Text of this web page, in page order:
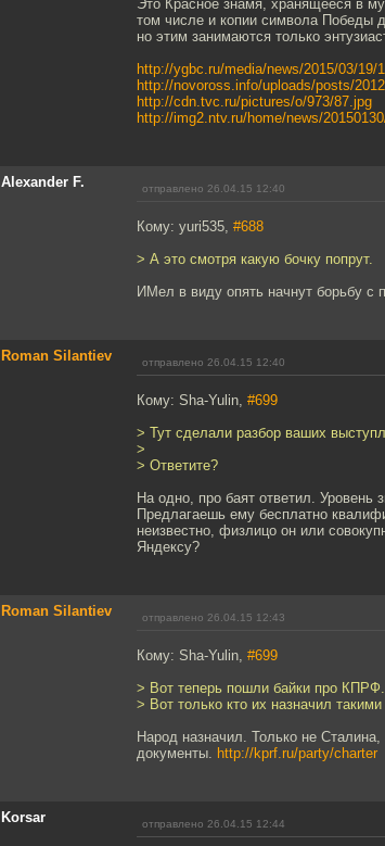
Это Красное знамя, хранящееся в
том числе и копии символа Победы
но этим занимаются только
http://ygbc.ru/media/news/2015/03/19/
http://novoross.info/uploads/posts/
http://cdn.tvc.ru/pictures/o/973/87.jpg
http://img2.ntv.ru/home/news/
Alexander F. отправлено 26.04.15 12:40
Кому: yuri535, #688
> А это смотря какую бочку попрут.
ИМел в виду опять начнут борьбу с
Roman Silantiev отправлено 26.04.15 12:40
Кому: Sha-Yulin, #699
> Тут сделали разбор ваших
>
> Ответите?
На одно, про баят ответил. Уровень
Предлагаешь ему бесплатно
неизвестно, физлицо он или
Яндексу?
Roman Silantiev отправлено 26.04.15 12:43
Кому: Sha-Yulin, #699
> Вот теперь пошли байки про
> Вот только кто их назначил
Народ назначил. Только не
документы. http://kprf.ru/party/charter
Korsar отправлено 26.04.15 12:44